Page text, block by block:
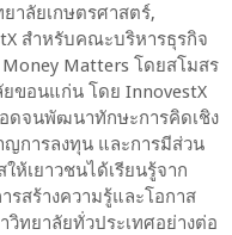
าลัยเกษตรศาสตร์,
สำหรับคณะบริหารธุรกิจ
Matters โดยสโมสร
ขอนแก่น โดย InnovestX
ดจนพัฒนาทักษะการคิดเชิง
ญการลงทุน และการมีส่วน
ห้เยาวชนได้เรียนรู้จาก
สร้างความรู้และโอกาส
ทยาลัยทั่วประเทศอย่างต่อ